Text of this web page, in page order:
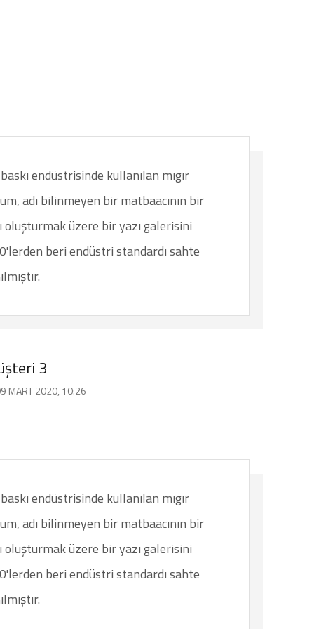
endüstrisinde kullanılan mıgır
adı bilinmeyen bir matbaacının bir
üzere bir yazı galerisini
beri endüstri standardı sahte
3
MART 2020, 10:26
endüstrisinde kullanılan mıgır
adı bilinmeyen bir matbaacının bir
üzere bir yazı galerisini
beri endüstri standardı sahte